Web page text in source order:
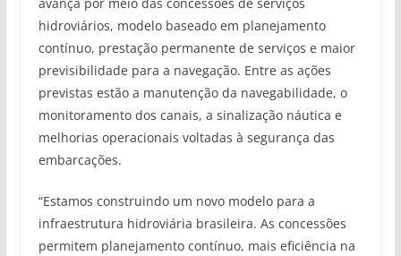
hidroviários, modelo baseado em planejamento
contínuo, prestação permanente de serviços e maior
previsibilidade para a navegação. Entre as ações
previstas estão a manutenção da navegabilidade, o
monitoramento dos canais, a sinalização náutica e
melhorias operacionais voltadas à segurança das
embarcações.
“Estamos construindo um novo modelo para a
infraestrutura hidroviária brasileira. As concessões
permitem planejamento contínuo, mais eficiência na